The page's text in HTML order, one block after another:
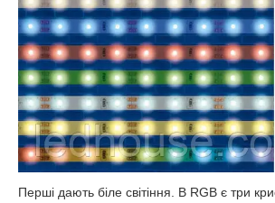
Перші дають біле світіння. В RGB є три